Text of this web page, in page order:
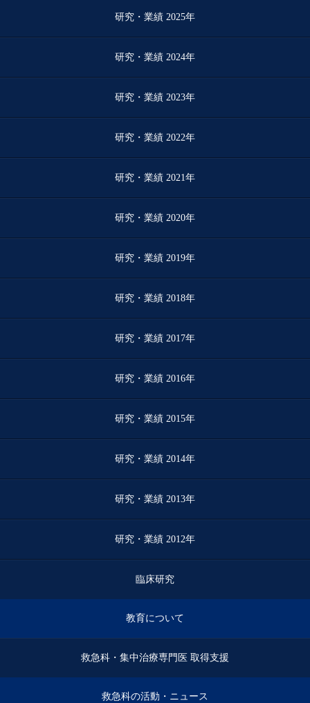
研究・業績 2025年
研究・業績 2024年
研究・業績 2023年
研究・業績 2022年
研究・業績 2021年
研究・業績 2020年
研究・業績 2019年
研究・業績 2018年
研究・業績 2017年
研究・業績 2016年
研究・業績 2015年
研究・業績 2014年
研究・業績 2013年
研究・業績 2012年
臨床研究
教育について
救急科・集中治療専門医 取得支援
救急科の活動・ニュース